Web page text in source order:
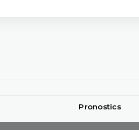
Pronostics